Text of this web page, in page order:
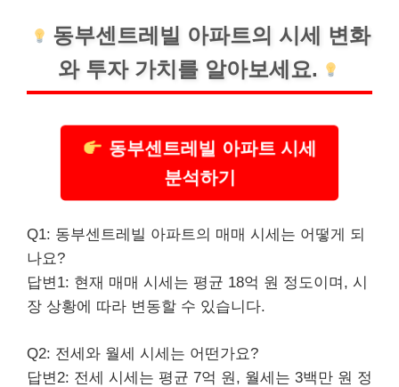
동부센트레빌 아파트의 시세 변화
와 투자 가치를 알아보세요.
동부센트레빌 아파트 시세
분석하기
Q1: 동부센트레빌 아파트의 매매 시세는 어떻게 되
나요?
답변1: 현재 매매 시세는 평균 18억 원 정도이며, 시
장 상황에 따라 변동할 수 있습니다.
Q2: 전세와 월세 시세는 어떤가요?
답변2: 전세 시세는 평균 7억 원, 월세는 3백만 원 정